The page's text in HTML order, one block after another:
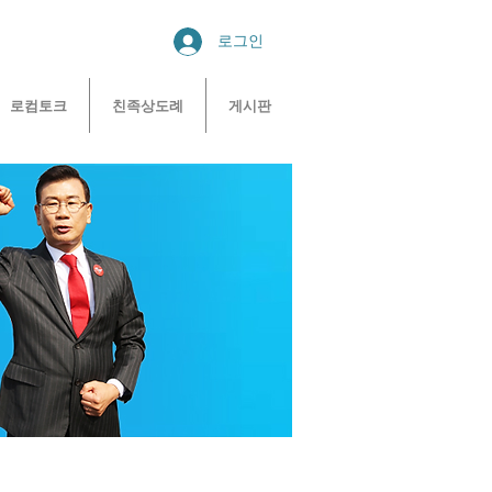
로그인
로컴토크 친족상도례 게시판